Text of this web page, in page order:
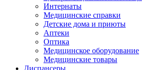
Интернаты
Медицинские справки
Детские дома и приюты
Аптеки
Оптика
Медицинское оборудование
Медицинские товары
Диспансеры